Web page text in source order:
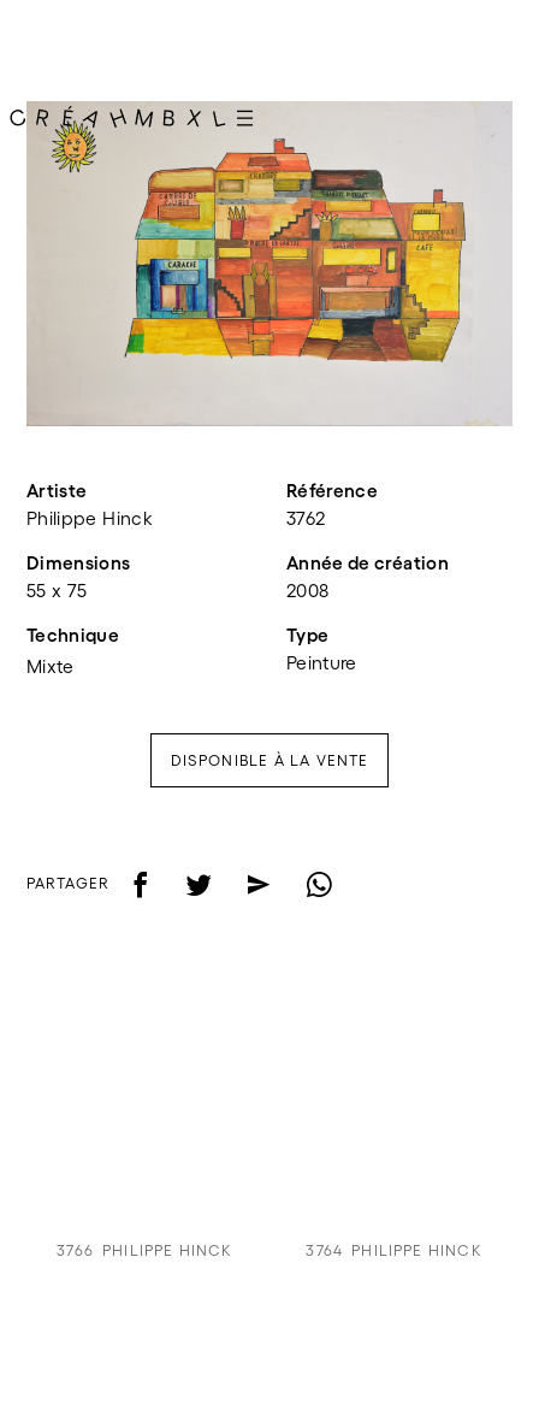
Artiste
Philippe Hinck
Référence
3762
Dimensions
55 x 75
Année de création
2008
Technique
Mixte
Type
Peinture
DISPONIBLE À LA VENTE
PARTAGER f t e w
3766 PHILIPPE HINCK 3764 PHILIPPE HINCK